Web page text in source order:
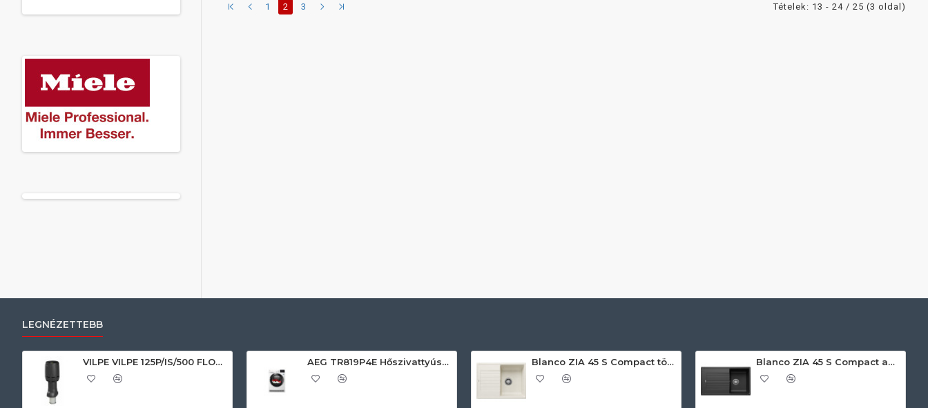
1 2 3 Tételek: 13 - 24 / 25 (3 oldal)
LEGNÉZETTEBB
VILPE VILPE 125P/IS/500 FLOW tetőszellőző, fekete Szellőztető ventilátor tartozékok AEG TR819P4E Hőszivattyús szárítógép Blanco ZIA 45 S Compact törtfehér exc.n. 527197 Gránit mosogatótálca Blanco ZIA 45 S Compact antracit exc.n 524721 Gránit mosogatótálca